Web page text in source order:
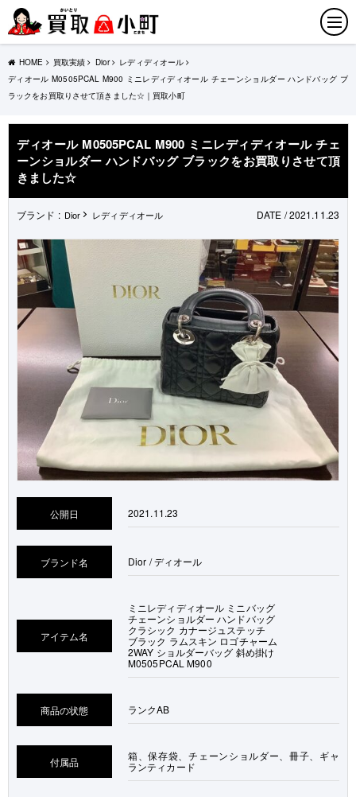
HOME 買取実績 Dior
レディディオール
ディオール M0505PCAL M900 ミニレディディオール チェーンショルダー ハンドバッグ ブ
ラックをお買取りさせて頂きました☆｜買取小町
ディオール M0505PCAL M900 ミニレディディオール チェ
ーンショルダー ハンドバッグ ブラックをお買取りさせて頂
きました☆
ブランド : Dior レディディオール DATE / 2021.11.23
公開日 2021.11.23
ブランド名 Dior / ディオール
アイテム名
ミニレディディオール ミニバッグ
チェーンショルダー ハンドバッグ
クラシック カナージュステッチ
ブラック ラムスキン ロゴチャーム
2WAY ショルダーバッグ 斜め掛け
M0505PCAL M900
商品の状態 ランクAB
付属品
箱、保存袋、チェーンショルダー、冊子、ギャ
ランティカード